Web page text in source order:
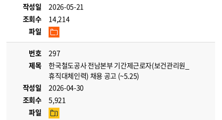
작성일
2026-05-21
조회수
14,214
파일
번호
297
제목
한국철도공사 전남본부 기간제근로자(보건관리원_
휴직대체인력) 채용 공고 (~5.25)
작성일
2026-04-30
조회수
5,921
파일